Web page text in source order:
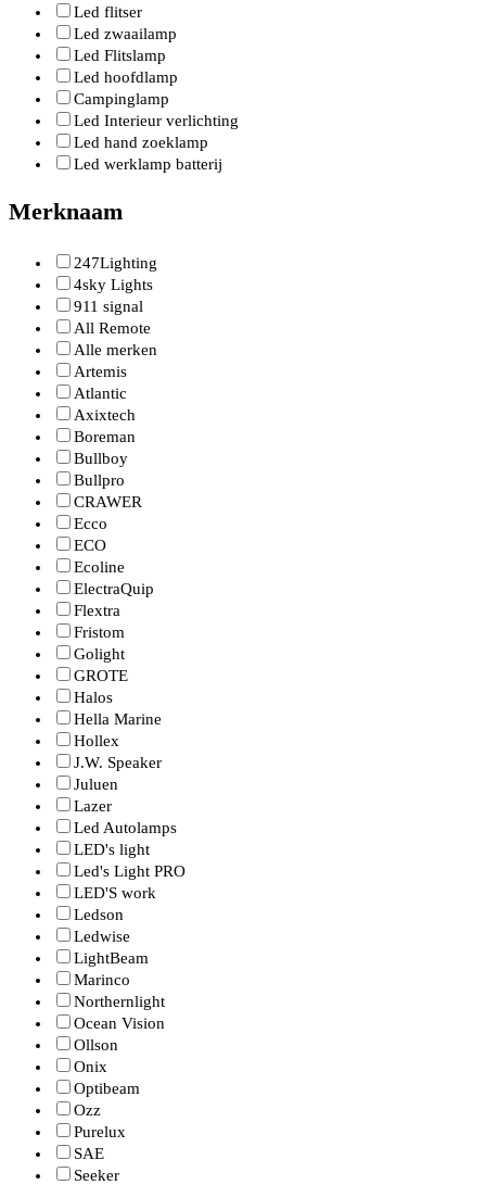
Led flitser
Led zwaailamp
Led Flitslamp
Led hoofdlamp
Campinglamp
Led Interieur verlichting
Led hand zoeklamp
Led werklamp batterij
Merknaam
247Lighting
4sky Lights
911 signal
All Remote
Alle merken
Artemis
Atlantic
Axixtech
Boreman
Bullboy
Bullpro
CRAWER
Ecco
ECO
Ecoline
ElectraQuip
Flextra
Fristom
Golight
GROTE
Halos
Hella Marine
Hollex
J.W. Speaker
Juluen
Lazer
Led Autolamps
LED's light
Led's Light PRO
LED'S work
Ledson
Ledwise
LightBeam
Marinco
Northernlight
Ocean Vision
Ollson
Onix
Optibeam
Ozz
Purelux
SAE
Seeker